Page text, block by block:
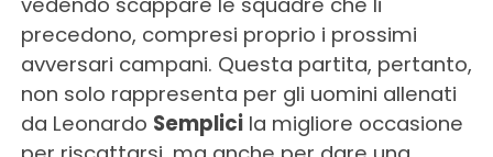
precedono, compresi proprio i prossimi
avversari campani. Questa partita, pertanto,
non solo rappresenta per gli uomini allenati
da Leonardo Semplicila migliore occasione